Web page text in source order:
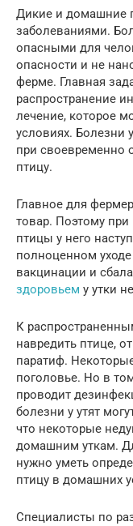
Дикие и домашние
заболеваниями.
опасными для
опасности и не
ферме. Главная
распространение
лечение, которое
условиях. Болезни
при
птицу.
Главное для
товар. Поэтому при
птицы у него
полноценном
вакцинации и
здоровьем у утки
К
навредить птице,
паратиф.
поголовье. Но в
проводит
болезни у утят
что некоторые
домашним уткам.
нужно уметь
птицу в домашних
Специалисты по